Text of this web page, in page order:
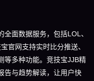
面数据服务，包括LOL、
官网支持实时比分推送、
等多种功能。竞技宝JJB精
告与趋势解读，让用户快